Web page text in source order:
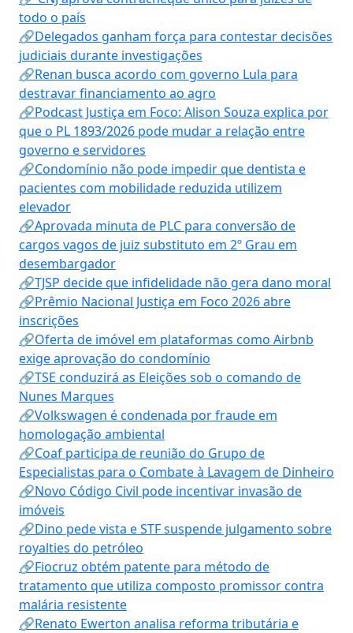
todo o país
🔗Delegados ganham força para contestar decisões
judiciais durante investigações
🔗Renan busca acordo com governo Lula para
destravar financiamento ao agro
🔗Podcast Justiça em Foco: Alison Souza explica por
que o PL 1893/2026 pode mudar a relação entre
governo e servidores
🔗Condomínio não pode impedir que dentista e
pacientes com mobilidade reduzida utilizem
elevador
🔗Aprovada minuta de PLC para conversão de
cargos vagos de juiz substituto em 2º Grau em
desembargador
🔗TJSP decide que infidelidade não gera dano moral
🔗Prêmio Nacional Justiça em Foco 2026 abre
inscrições
🔗Oferta de imóvel em plataformas como Airbnb
exige aprovação do condomínio
🔗TSE conduzirá as Eleições sob o comando de
Nunes Marques
🔗Volkswagen é condenada por fraude em
homologação ambiental
🔗Coaf participa de reunião do Grupo de
Especialistas para o Combate à Lavagem de Dinheiro
🔗Novo Código Civil pode incentivar invasão de
imóveis
🔗Dino pede vista e STF suspende julgamento sobre
royalties do petróleo
🔗Fiocruz obtém patente para método de
tratamento que utiliza composto promissor contra
malária resistente
🔗Renato Ewerton analisa reforma tributária e